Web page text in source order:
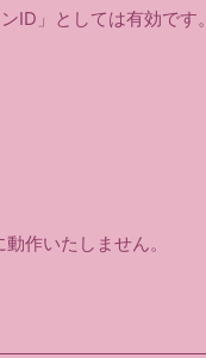
ID」としては有効です。
作いたしません。